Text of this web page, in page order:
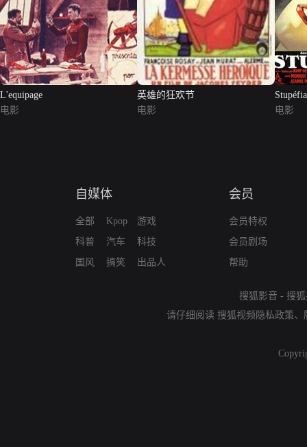
L'equipage
电影
英雄的狂欢节
电影
电影
自媒体
全部
科普
国风
Kpop
汽车
搞笑
游戏
科技
出品人
会员
会员特权
会员剧场
帮助
搜狐影音 - 搜
请仔细阅读 搜狐视频隐私政策、